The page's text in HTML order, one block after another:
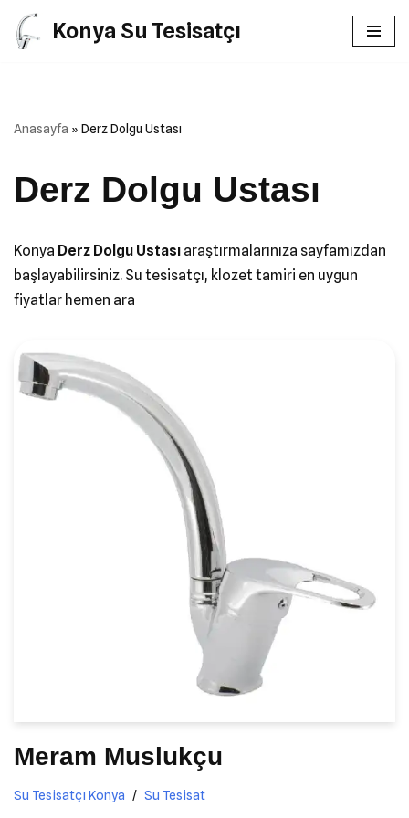
İçeriğe
Konya Su Tesisatçı
Anasayfa » Derz Dolgu Ustası
Derz Dolgu Ustası
Konya Derz Dolgu Ustası araştırmalarınıza sayfamızdan
başlayabilirsiniz. Su tesisatçı, klozet tamiri en uygun
fiyatlar hemen ara
Meram Muslukçu
Su Tesisatçı Konya Su Tesisat